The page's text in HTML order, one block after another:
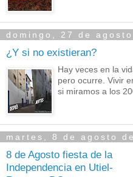
domingo, 27 de
¿Y si no existieran?
Hay veces en la
pero ocurre. Vivir
si miramos a los
martes, 8 de agosto
8 de Agosto fiesta de la
Independencia en Utiel-